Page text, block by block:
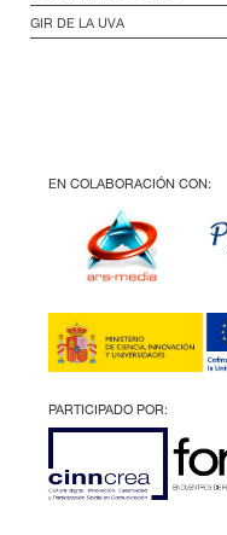
GIR DE LA UVA
EN COLABORACIÓN CON:
PARTICIPADO POR: